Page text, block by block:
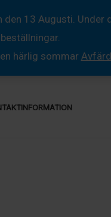
13 Augusti.
beställningar.
härlig sommar